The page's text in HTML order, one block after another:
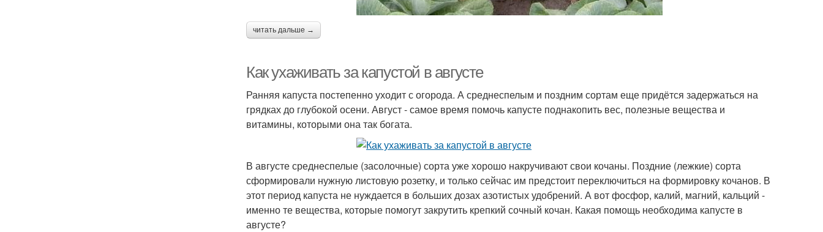
читать дальше →
Как ухаживать за капустой в августе
Ранняя капуста постепенно уходит с огорода. А среднеспелым и поздним сортам еще придётся задержаться на
грядках до глубокой осени. Август - самое время помочь капусте поднакопить вес, полезные вещества и
витамины, которыми она так богата.
В августе среднеспелые (засолочные) сорта уже хорошо накручивают свои кочаны. Поздние (лежкие) сорта
сформировали нужную листовую розетку, и только сейчас им предстоит переключиться на формировку кочанов. В
этот период капуста не нуждается в больших дозах азотистых удобрений. А вот фосфор, калий, магний, кальций -
именно те вещества, которые помогут закрутить крепкий сочный кочан. Какая помощь необходима капусте в
августе?